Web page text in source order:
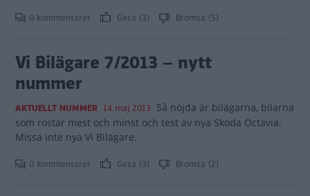
0 kommentarer Gasa (3) Bromsa (5)
Vi Bilägare 7/2013 – nytt
nummer
AKTUELLT NUMMER 14 maj 2013 Så nöjda är bilägarna, bilarna
som rostar mest och minst och test av nya Skoda Octavia.
Missa inte nya Vi Bilägare.
0 kommentarer Gasa (3) Bromsa (2)